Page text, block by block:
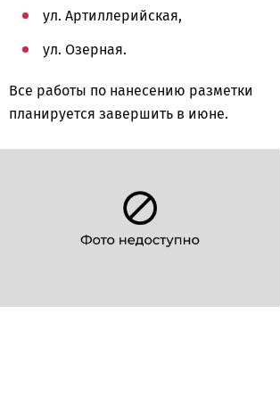
ул. Артиллерийская,
ул. Озерная.
Все работы по нанесению разметки
планируется завершить в июне.